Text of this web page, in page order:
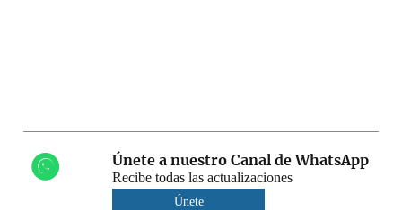
Únete a nuestro Canal de WhatsApp
Recibe todas las actualizaciones
Únete